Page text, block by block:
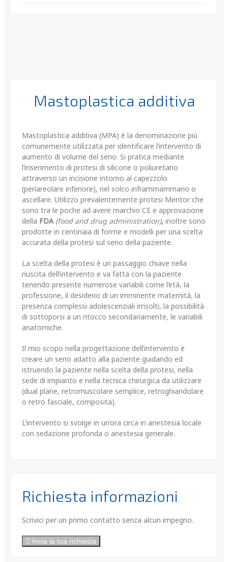
Mastoplastica additiva
Mastoplastica additiva (MPA) è la denominazione più
comunemente utilizzata per identificare l’intervento di
aumento di volume del seno. Si pratica mediante
l’inserimento di protesi di silicone o poliuretano
attraverso un incisione intorno al capezzolo
(periareolare inferiore), nel solco inframmammario o
ascellare. Utilizzo prevalentemente protesi Mentor che
sono tra le poche ad avere marchio CE e approvazione
della FDA (food and drug administration), inoltre sono
prodotte in centinaia di forme e modelli per una scelta
accurata della protesi sul seno della paziente.
La scelta della protesi è un passaggio chiave nella
riuscita dell’intervento e va fatta con la paziente
tenendo presente numerose variabili come l’età, la
professione, il desiderio di un imminente maternità, la
presenza complessi adolescenziali irrisolti, la possibilità
di sottoporsi a un ritocco secondariamente, le variabili
anatomiche.
Il mio scopo nella progettazione dell’intervento è
creare un seno adatto alla paziente guidando ed
istruendo la paziente nella scelta della protesi, nella
sede di impianto e nella tecnica chirurgica da utilizzare
(dual plane, retromuscolare semplice, retroghiandolare
o retro fasciale, composita).
L’intervento si svolge in un’ora circa in anestesia locale
con sedazione profonda o anestesia generale.
Richiesta informazioni
Scrivici per un primo contatto senza alcun impegno.
Invia la tua richiesta